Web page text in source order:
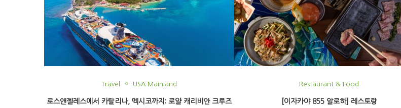
Travel USA Mainland
로스앤젤레스에서 카탈리나, 멕시코까지: 로얄 캐리비안 크루즈
Restaurant & Food
[이자카야 855 알로하] 레스토랑